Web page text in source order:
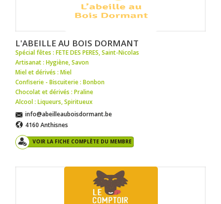
L'ABEILLE AU BOIS DORMANT
Spécial fêtes : FETE DES PERES,Saint-Nicolas
Artisanat : Hygiène,Savon
Miel et dérivés : Miel
Confiserie - Biscuiterie : Bonbon
Chocolat et dérivés : Praline
Alcool : Liqueurs,Spiritueux
info@abeilleauboisdormant.be
4160 Anthisnes
VOIR LA FICHE COMPLÈTE DU MEMBRE